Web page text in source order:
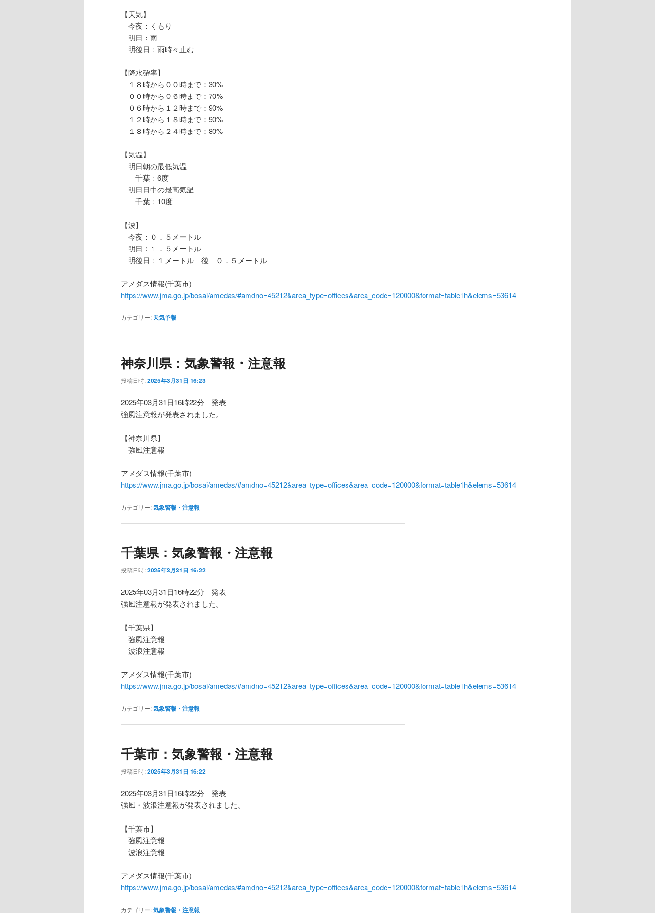
【天気】
今夜：くもり
明日：雨
明後日：雨時々止む
【降水確率】
１８時から００時まで：30%
００時から０６時まで：70%
０６時から１２時まで：90%
１２時から１８時まで：90%
１８時から２４時まで：80%
【気温】
明日朝の最低気温
千葉：6度
明日日中の最高気温
千葉：10度
【波】
今夜：０．５メートル
明日：１．５メートル
明後日：１メートル 後 ０．５メートル
アメダス情報(千葉市)
https://www.jma.go.jp/bosai/amedas/#amdno=45212&area_type=offices&area_code=120000&format=table1h&elems=53614
カテゴリー: 天気予報
神奈川県：気象警報・注意報
投稿日時:2025年3月31日 16:23
2025年03月31日16時22分 発表
強風注意報が発表されました。
【神奈川県】
強風注意報
アメダス情報(千葉市)
https://www.jma.go.jp/bosai/amedas/#amdno=45212&area_type=offices&area_code=120000&format=table1h&elems=53614
カテゴリー:気象警報・注意報
千葉県：気象警報・注意報
投稿日時:2025年3月31日 16:22
2025年03月31日16時22分 発表
強風注意報が発表されました。
【千葉県】
強風注意報
波浪注意報
アメダス情報(千葉市)
https://www.jma.go.jp/bosai/amedas/#amdno=45212&area_type=offices&area_code=120000&format=table1h&elems=53614
カテゴリー:気象警報・注意報
千葉市：気象警報・注意報
投稿日時:2025年3月31日 16:22
2025年03月31日16時22分 発表
強風・波浪注意報が発表されました。
【千葉市】
強風注意報
波浪注意報
アメダス情報(千葉市)
https://www.jma.go.jp/bosai/amedas/#amdno=45212&area_type=offices&area_code=120000&format=table1h&elems=53614
カテゴリー:気象警報・注意報